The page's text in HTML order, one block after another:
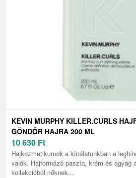
KEVIN MURPHY KILLER.CURLS
GÖNDÖR HAJRA 200 ML
10 630 Ft
Hajkozmetikumok a kínálatunkban a
valók. Hajformázó paszta, krém és agyag
kollekcióból nőknek...